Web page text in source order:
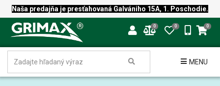
Naša predajňa je presťahovaná Galvániho 15A, 1. Poschodie.
0 0 0
MENU